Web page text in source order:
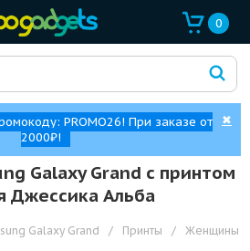
0
PROMO26! При заказе от
2000₽!
✖
Galaxy Grand с принтом
Джессика Альба
Galaxy Grand / Принты /
Женщины